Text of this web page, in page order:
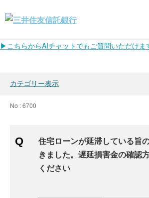
▶こちらからAIチャットでもご質問いただけま
カテゴリー表示
No : 6700
住宅ローンが延滞している旨
きました。遅延損害金の確認
ください